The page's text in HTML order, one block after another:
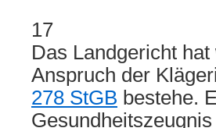
17
Das Landgericht
Anspruch der
278 StGB bestehe.